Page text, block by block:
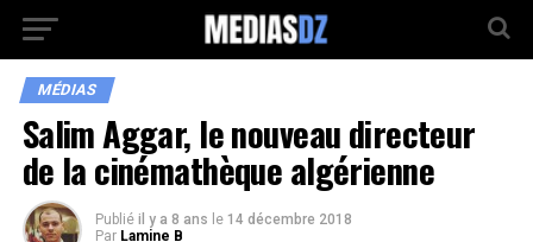
MÉDIAS
Salim Aggar, le nouveau directeur
de la cinémathèque algérienne
Publié il y a 8 ans le 14 décembre 2018
Par Lamine B